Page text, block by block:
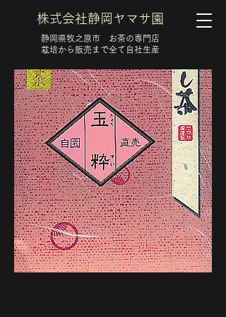
株式会社静岡ヤマサ園
静岡県牧之原市 お茶の専門店
​栽培から販売まで全て自社生産